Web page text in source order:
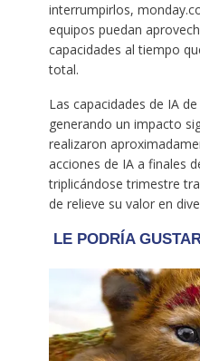
interrumpirlos,
equipos puedan
capacidades al tiempo
total. ​ ​
Las capacidades de IA
generando un impacto
realizaron
acciones de IA a finales
triplicándose trimestre
de relieve su valor en